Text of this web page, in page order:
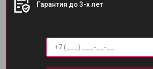
Гарантия до 3-х лет